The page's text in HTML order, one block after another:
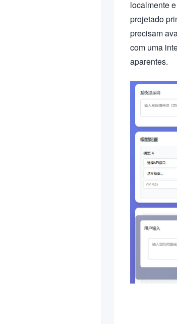
localmente
projetado
precisam
com uma
aparentes.